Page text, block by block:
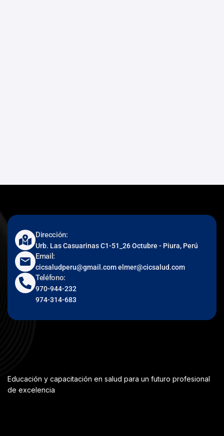
Dirección:
Urb. Las Casuarinas C1-51_26 Octubre - Piura, Perú
Email:
cicsaludperu@gmail.com elmer@cicsalud.com
Teléfono:
970-944-232
974-314-683
Educación y capacitación en salud para un futuro profesional
de excelencia